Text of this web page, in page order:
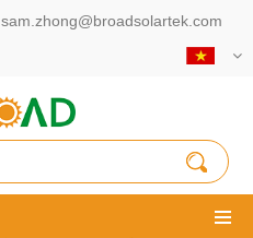
sam.zhong@broadsolartek.com